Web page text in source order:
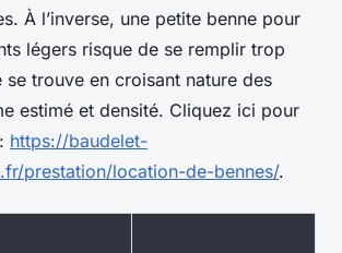
À l’inverse, une petite benne pour
légers risque de se remplir trop
se trouve en croisant nature des
estimé et densité. Cliquez ici pour
https://baudelet-
prestation/location-de-bennes/.